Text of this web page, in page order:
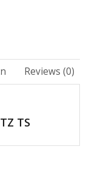
Reviews (0)
TS